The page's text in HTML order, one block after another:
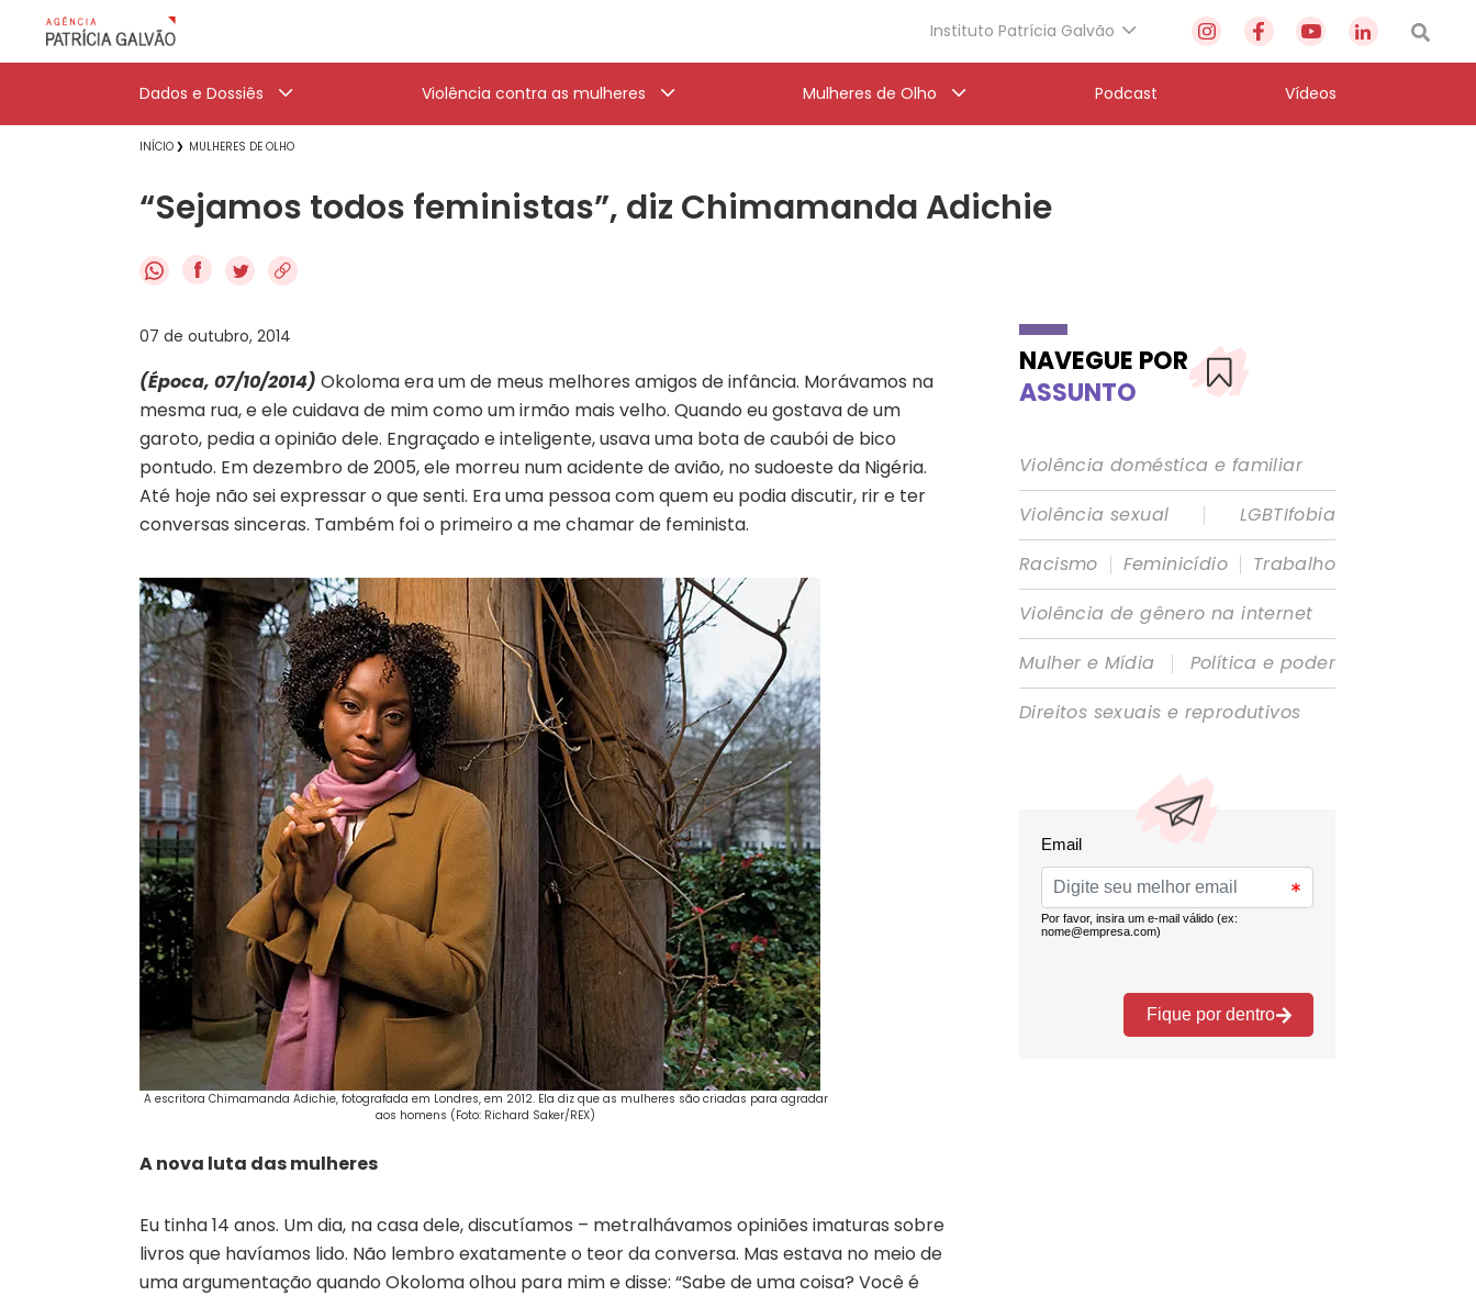
Instituto Patrícia Galvão
Dados e Dossiês Violência contra as mulheres Mulheres de Olho Podcast Vídeos
INÍCIO MULHERES DE OLHO
“Sejamos todos feministas”, diz Chimamanda Adichie
f
07 de outubro, 2014
(Época, 07/10/2014) Okoloma era um de meus melhores amigos de infância. Morávamos na
mesma rua, e ele cuidava de mim como um irmão mais velho. Quando eu gostava de um
garoto, pedia a opinião dele. Engraçado e inteligente, usava uma bota de caubói de bico
pontudo. Em dezembro de 2005, ele morreu num acidente de avião, no sudoeste da Nigéria.
Até hoje não sei expressar o que senti. Era uma pessoa com quem eu podia discutir, rir e ter
conversas sinceras. Também foi o primeiro a me chamar de feminista.
A escritora Chimamanda Adichie, fotografada em Londres, em 2012. Ela diz que as mulheres são criadas para agradar
aos homens (Foto: Richard Saker/REX)
A nova luta das mulheres
Eu tinha 14 anos. Um dia, na casa dele, discutíamos – metralhávamos opiniões imaturas sobre
livros que havíamos lido. Não lembro exatamente o teor da conversa. Mas estava no meio de
uma argumentação quando Okoloma olhou para mim e disse: “Sabe de uma coisa? Você é
NAVEGUE POR
ASSUNTO
Violência doméstica e familiar
Violência sexual
|
LGBTIfobia
Racismo | Feminicídio | Trabalho
Violência de gênero na internet
Mulher e Mídia
|
Política e poder
Direitos sexuais e reprodutivos